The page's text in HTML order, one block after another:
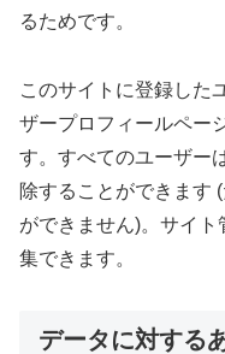
るためです。
このサイトに登録した
ザープロフィールペー
す。すべてのユーザー
除することができます
ができません)。サイ
集できます。
データに対する